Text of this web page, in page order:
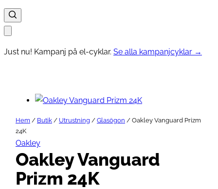
Just nu! Kampanj på el-cyklar. Se alla kampanjcyklar →
Hem / Butik / Utrustning / Glasögon / Oakley Vanguard Prizm
24K
Oakley
Oakley Vanguard
Prizm 24K